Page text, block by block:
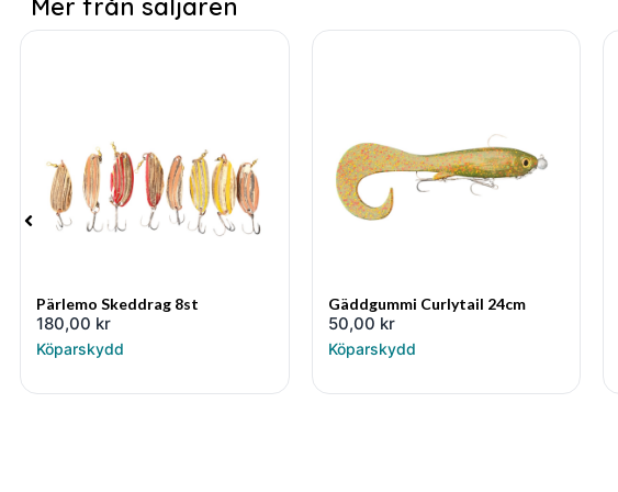
Mer från säljaren
Pärlemo Skeddrag 8st
180,00 kr
Köparskydd
Gäddgummi Curlytail 24cm
50,00 kr
Köparskydd